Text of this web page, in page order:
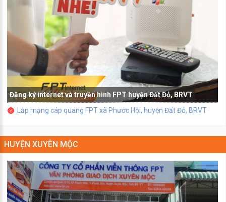
Đăng ký internet và truyền hình FPT huyện Đất Đỏ, BRVT
Lắp mạng cáp quang FPT xã Phước Hội, huyện Đất Đỏ, BRVT
HUYỆN XUYÊN MỘC